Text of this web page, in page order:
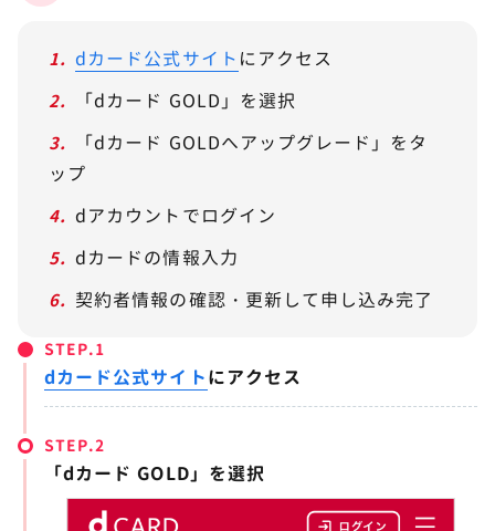
dカード公式サイト にアクセス
「dカード GOLD」を選択
「dカード GOLDへアップグレード」をタ
ップ
dアカウントでログイン
dカードの情報入力
契約者情報の確認・更新して申し込み完了
STEP.
dカード公式サイトにアクセス
STEP.
「dカード GOLD」を選択